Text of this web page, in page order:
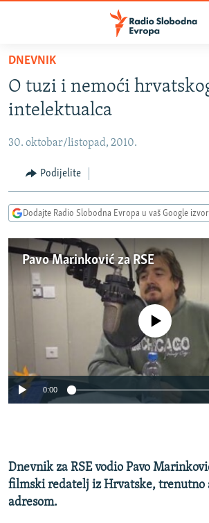
Pređite
glavni
sadržaj
na
navigaciju
Pređite
na
BOSNA I HERCEGOVINA
KOSOVO
CRNA GORA
VIDEO
FOTOGALERIJE
INFOGRAFIKE
PODCASTI
RAT U UKRAJINI
KINA NA BALKANU
RSE PRIČE IZ SVIJETA
DNEVNO@RSE
SPECIJALI RSE
VIŠE OD NASLOVA
TV LIBERTY
POST SCRIPTUM
Sve RFE/RL stranice
DNEVNIK
O tuzi i nemoći
intelektualca
30. oktobar/listopad, 2010.
Podijelite
Dodajte Radio Slobodna Evropa u vaš Google izvor
Pavo Marinković za RSE
No media source
0:00
Dnevnik za RSE vodio Pavo
filmski redatelj iz Hrvatske, trenutno
adresom.